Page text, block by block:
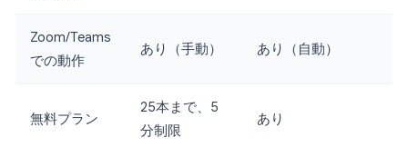
Zoom/Teams
での動作
あり（手動） あり（自動）
無料プラン
25本まで、5
分制限
あり